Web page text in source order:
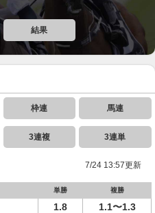
結果
枠連 馬連
3連複 3連単
7/24 13:57更新
単勝 複勝
1.8
1.1〜1.3